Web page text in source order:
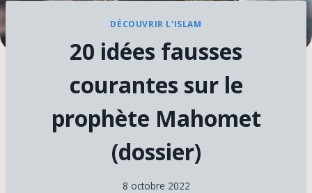
DÉCOUVRIR L'ISLAM
20 idées fausses
courantes sur le
prophète Mahomet
(dossier)
8 octobre 2022